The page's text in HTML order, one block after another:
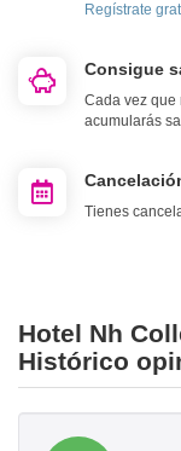
Regístrate
Consigue
Cada vez que
acumularás
Tienes
Hotel Nh
Histórico